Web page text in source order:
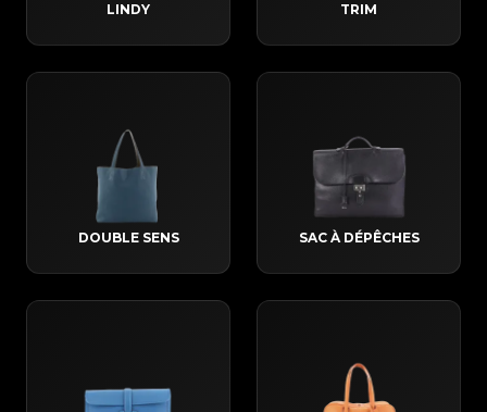
LINDY TRIM
DOUBLE SENS SAC À DÉPÊCHES